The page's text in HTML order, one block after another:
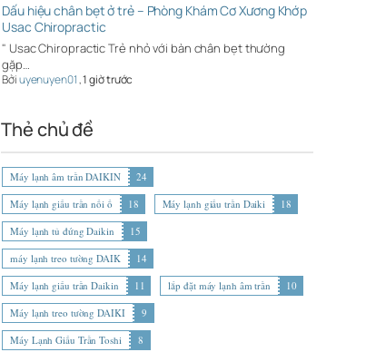
Dấu hiệu chân bẹt ở trẻ – Phòng Khám Cơ Xương Khớp
Usac Chiropractic
" Usac Chiropractic Trẻ nhỏ với bàn chân bẹt thường
gặp…
Bởiuyenuyen01,1 giờ trước
Thẻ chủ đề
Máy lạnh âm trần DAIKIN
24
Máy lạnh giấu trần nối ố
18 Máy lạnh giấu trần Daiki
18
Máy lạnh tủ đứng Daikin
15
máy lạnh treo tường DAIK
14
Máy lạnh giấu trần Daikin
11 lắp đặt máy lạnh âm trần
10
Máy lạnh treo tường DAIKI
9
Máy Lạnh Giấu Trần Toshi
8